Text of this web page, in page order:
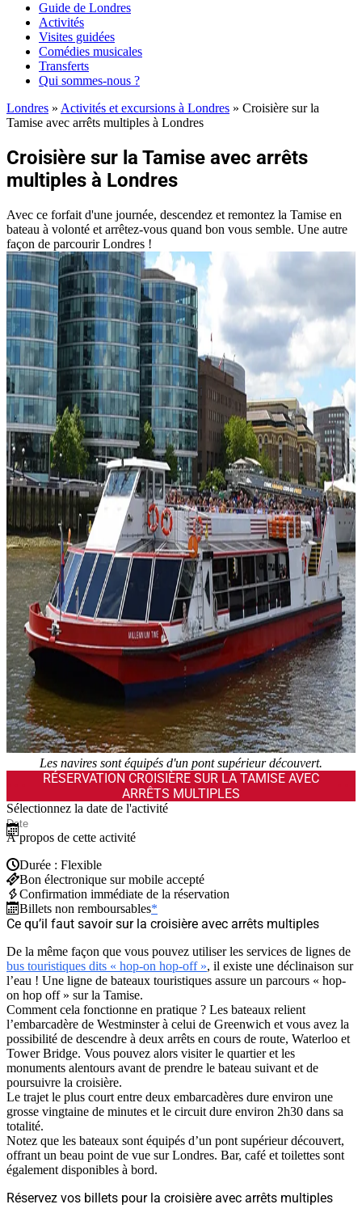
Guide de Londres
Activités
Visites guidées
Comédies musicales
Transferts
Qui sommes-nous ?
Londres » Activités et excursions à Londres » Croisière sur la
Tamise avec arrêts multiples à Londres
Croisière sur la Tamise avec arrêts
multiples à Londres
Avec ce forfait d'une journée, descendez et remontez la Tamise en
bateau à volonté et arrêtez-vous quand bon vous semble. Une autre
façon de parcourir Londres !
Les navires sont équipés d'un pont supérieur découvert.
RÉSERVATION CROISIÈRE SUR LA TAMISE AVEC
ARRÊTS MULTIPLES
Sélectionnez la date de l'activité
À propos de cette activité
Durée : Flexible
Bon électronique sur mobile accepté
Confirmation immédiate de la réservation
Billets non remboursables*
Ce qu’il faut savoir sur la croisière avec arrêts multiples
De la même façon que vous pouvez utiliser les services de lignes de
bus touristiques dits « hop-on hop-off », il existe une déclinaison sur
l’eau ! Une ligne de bateaux touristiques assure un parcours « hop-
on hop off » sur la Tamise.
Comment cela fonctionne en pratique ? Les bateaux relient
l’embarcadère de Westminster à celui de Greenwich et vous avez la
possibilité de descendre à deux arrêts en cours de route, Waterloo et
Tower Bridge. Vous pouvez alors visiter le quartier et les
monuments alentours avant de prendre le bateau suivant et de
poursuivre la croisière.
Le trajet le plus court entre deux embarcadères dure environ une
grosse vingtaine de minutes et le circuit dure environ 2h30 dans sa
totalité.
Notez que les bateaux sont équipés d’un pont supérieur découvert,
offrant un beau point de vue sur Londres. Bar, café et toilettes sont
également disponibles à bord.
Réservez vos billets pour la croisière avec arrêts multiples